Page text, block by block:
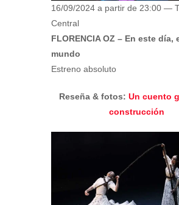
16/09/2024 a partir de 23:00 —
Central
FLORENCIA OZ – En este día,
mundo
Estreno absoluto
Reseña & fotos: Un cuento
construcción